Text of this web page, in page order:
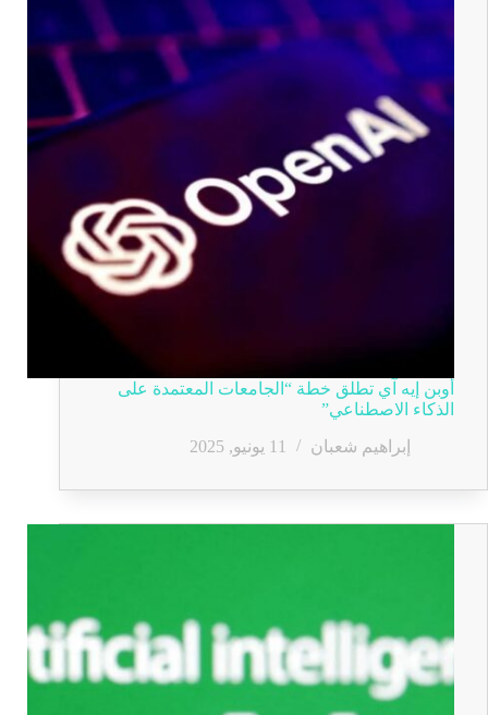
أوبن إيه آي تطلق خطة “الجامعات المعتمدة على
الذكاء الاصطناعي”
إبراهيم شعبان
11 يونيو, 2025